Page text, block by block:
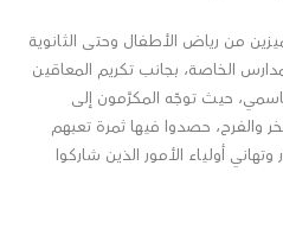
من رياض الأطفال وحتى الثانوية
الخاصة، بجانب تكريم المعاقين
حيث توجّه المكرَّمون إلى
والفرح، حصدوا فيها ثمرة تعبهم
أولياء الأمور الذين شاركوا